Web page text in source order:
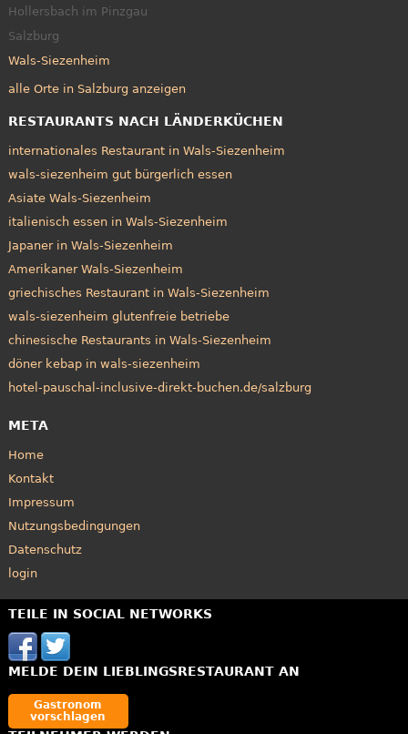
Hollersbach im Pinzgau
Salzburg
Wals-Siezenheim
alle Orte in Salzburg anzeigen
RESTAURANTS NACH LÄNDERKÜCHEN
internationales Restaurant in Wals-Siezenheim
wals-siezenheim gut bürgerlich essen
Asiate Wals-Siezenheim
italienisch essen in Wals-Siezenheim
Japaner in Wals-Siezenheim
Amerikaner Wals-Siezenheim
griechisches Restaurant in Wals-Siezenheim
wals-siezenheim glutenfreie betriebe
chinesische Restaurants in Wals-Siezenheim
döner kebap in wals-siezenheim
hotel-pauschal-inclusive-direkt-buchen.de/salzburg
META
Home
Kontakt
Impressum
Nutzungsbedingungen
Datenschutz
login
TEILE IN SOCIAL NETWORKS
MELDE DEIN LIEBLINGSRESTAURANT AN
Gastronom
vorschlagen